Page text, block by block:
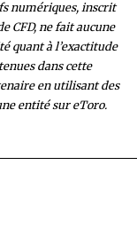
numériques, inscrit
CFD, ne fait aucune
quant à l’exactitude
dans cette
en utilisant des
entité sur eToro.